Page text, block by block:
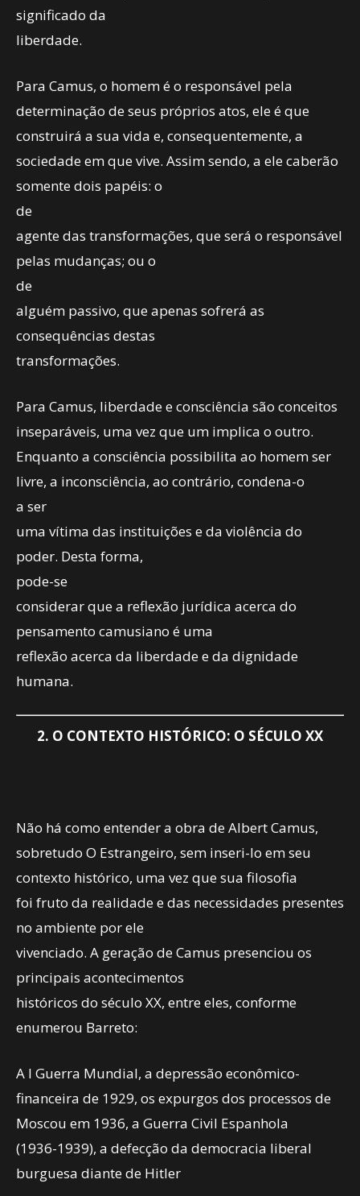
significado da
liberdade.
Para Camus, o homem é o responsável pela
determinação de seus próprios atos, ele é que
construirá a sua vida e, consequentemente, a
sociedade em que vive. Assim sendo, a ele caberão
somente dois papéis: o
de
agente das transformações, que será o responsável
pelas mudanças; ou o
de
alguém passivo, que apenas sofrerá as
consequências destas
transformações.
Para Camus, liberdade e consciência são conceitos
inseparáveis, uma vez que um implica o outro.
Enquanto a consciência possibilita ao homem ser
livre, a inconsciência, ao contrário, condena-o
a ser
uma vítima das instituições e da violência do
poder. Desta forma,
pode-se
considerar que a reflexão jurídica acerca do
pensamento camusiano é uma
reflexão acerca da liberdade e da dignidade
humana.
2. O CONTEXTO HISTÓRICO: O SÉCULO XX
Não há como entender a obra de Albert Camus,
sobretudo O Estrangeiro, sem inseri-lo em seu
contexto histórico, uma vez que sua filosofia
foi fruto da realidade e das necessidades presentes
no ambiente por ele
vivenciado. A geração de Camus presenciou os
principais acontecimentos
históricos do século XX, entre eles, conforme
enumerou Barreto:
A I Guerra Mundial, a depressão econômico-
financeira de 1929, os expurgos dos processos de
Moscou em 1936, a Guerra Civil Espanhola
(1936-1939), a defecção da democracia liberal
burguesa diante de Hitler